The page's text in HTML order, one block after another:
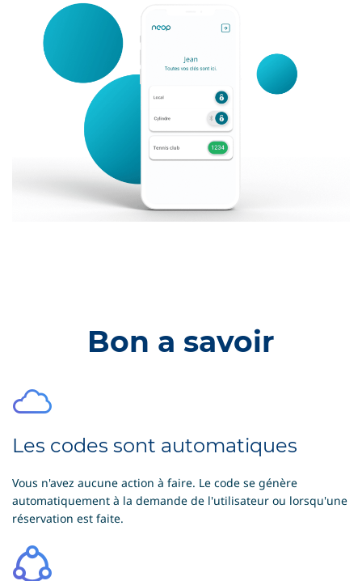
Bon a savoir
Les codes sont automatiques
Vous n'avez aucune action à faire. Le code se génère
automatiquement à la demande de l'utilisateur ou lorsqu'une
réservation est faite.